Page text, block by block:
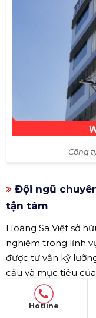
Công
Đội ngũ
tận tâm
Hoàng Sa Việt sở
nghiệm trong lĩnh
được tư vấn kỹ
cầu và mục tiêu
Sự tận tâm, nhiệt
khách hàng yên
Hotline